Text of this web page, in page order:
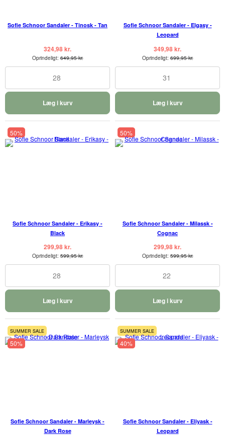
Sofie Schnoor Sandaler - Tinosk - Tan
324,98 kr.
Oprindeligt:649,95 kr.
28
Læg i kurv
Sofie Schnoor Sandaler - Elgasy -
Leopard
349,98 kr.
Oprindeligt:699,95 kr.
31
Læg i kurv
50%
Sofie Schnoor Sandaler - Erikasy -
Black
299,98 kr.
Oprindeligt:599,95 kr.
28
Læg i kurv
50%
Sofie Schnoor Sandaler - Milassk -
Cognac
299,98 kr.
Oprindeligt:599,95 kr.
22
Læg i kurv
SUMMER SALE
50%
Sofie Schnoor Sandaler - Marleysk -
Dark Rose
SUMMER SALE
40%
Sofie Schnoor Sandaler - Eliyask -
Leopard